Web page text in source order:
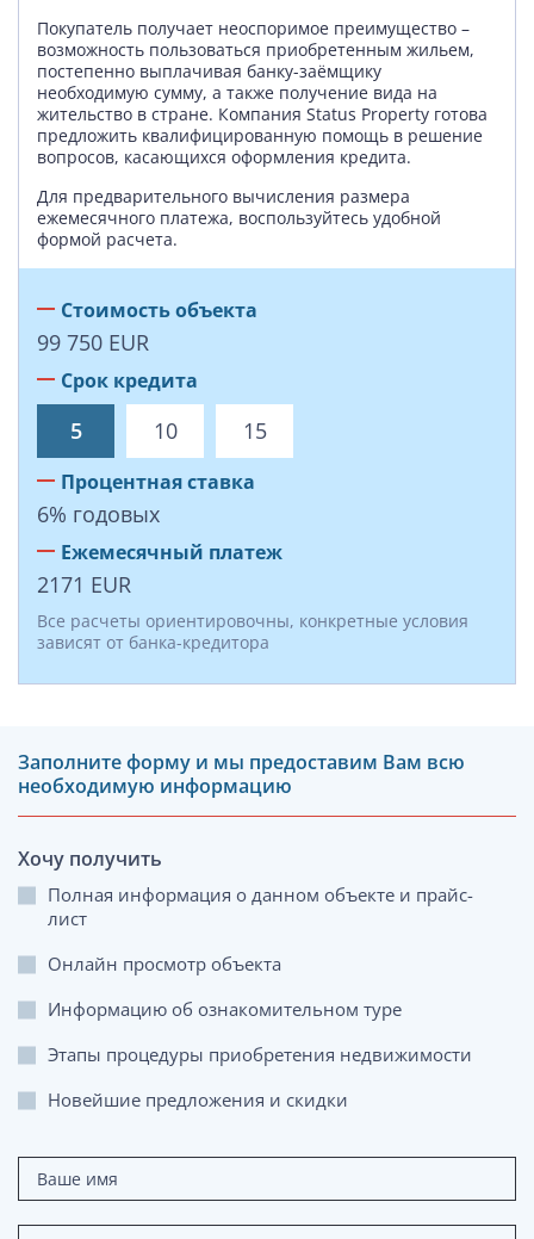
Покупатель получает неоспоримое преимущество –
возможность пользоваться приобретенным жильем,
постепенно выплачивая банку-заёмщику
необходимую сумму, а также получение вида на
жительство в стране. Компания Status Property готова
предложить квалифицированную помощь в решение
вопросов, касающихся оформления кредита.
Для предварительного вычисления размера
ежемесячного платежа, воспользуйтесь удобной
формой расчета.
Стоимость объекта
99 750 EUR
Срок кредита
5 10 15
Процентная ставка
6% годовых
Ежемесячный платеж
2171 EUR
Все расчеты ориентировочны, конкретные условия
зависят от банка-кредитора
Заполните форму и мы предоставим Вам всю
необходимую информацию
Хочу получить
Полная информация о данном объекте и прайс-
лист
Онлайн просмотр объекта
Информацию об ознакомительном туре
Этапы процедуры приобретения недвижимости
Новейшие предложения и скидки